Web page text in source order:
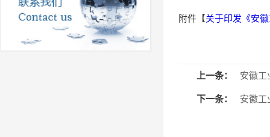
附件【关于印发《安
上一条： 安徽工
下一条： 安徽工